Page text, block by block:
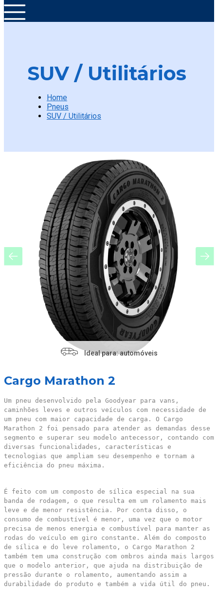
SUV / Utilitários
Home
Pneus
SUV / Utilitários
Ideal para: automóveis
Cargo Marathon 2
Um pneu desenvolvido pela Goodyear para vans,
caminhões leves e outros veículos com necessidade de
um pneu com maior capacidade de carga. O Cargo
Marathon 2 foi pensado para atender as demandas desse
segmento e superar seu modelo antecessor, contando com
diversas funcionalidades, características e
tecnologias que ampliam seu desempenho e tornam a
eficiência do pneu máxima.
É feito com um composto de sílica especial na sua
banda de rodagem, o que resulta em um rolamento mais
leve e de menor resistência. Por conta disso, o
consumo de combustível é menor, uma vez que o motor
precisa de menos energia e combustível para manter as
rodas do veículo em giro constante. Além do composto
de sílica e do leve rolamento, o Cargo Marathon 2
também tem uma construção com ombros ainda mais largos
que o modelo anterior, que ajuda na distribuição de
pressão durante o rolamento, aumentando assim a
durabilidade do produto e também a vida útil do pneu.